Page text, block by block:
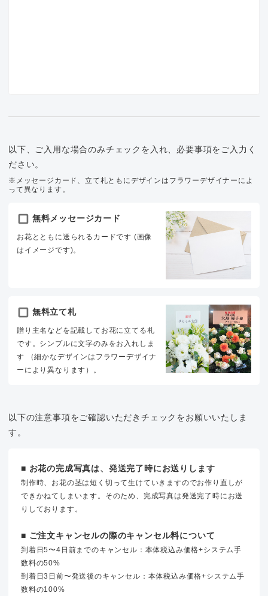
以下、ご入用な場合のみチェックを入れ、必要事項をご入力く
ださい。
※メッセージカード、立て札ともにデザインはフラワーデザイナーによ
って異なります。
無料メッセージカード
お花とともに送られるカードです (画像
はイメージです)。
無料立て札
贈り主名などを記載してお花に立てる札
です。シンプルに文字のみをお入れしま
す （細かなデザインはフラワーデザイナ
ーにより異なります）。
以下の注意事項をご確認いただきチェックをお願いいたしま
す。
■ お花の完成写真は、発送完了時にお送りします
制作時、お花の茎は短く切って生けていきますのでお作り直しが
できかねてしまいます。そのため、完成写真は発送完了時にお送
りしております。
■ ご注文キャンセルの際のキャンセル料について
到着日5〜4日前までのキャンセル：本体税込み価格+システム手
数料の50%
到着日3日前〜発送後のキャンセル：本体税込み価格+システム手
数料の100%